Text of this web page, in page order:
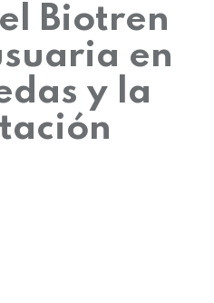
Biotren
en
y la